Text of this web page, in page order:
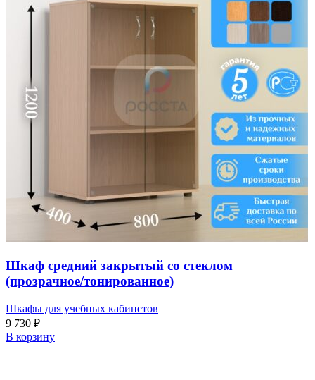
Шкаф средний закрытый со стеклом
(прозрачное/тонированное)
Шкафы для учебных кабинетов
9 730 ₽
В корзину